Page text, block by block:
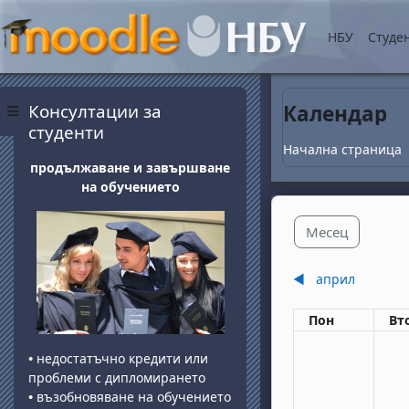
Прескочи на
Страничен панел
НБУ
Календар
Начална страница
Месец
◀︎ април
Понеделник
Пон
Блокове
Консултации за
студенти
продължаване и завършване
на обучението
• недостатъчно кредити или
проблеми с дипломирането
• възобновяване на обучението